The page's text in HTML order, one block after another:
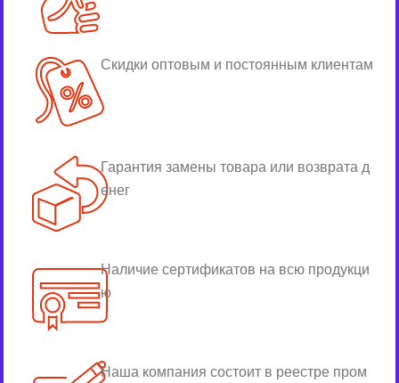
Скидки оптовым и постоянным клиентам
Гарантия замены товара или возврата д
енег
Наличие сертификатов на всю продукци
ю
Наша компания состоит в реестре пром